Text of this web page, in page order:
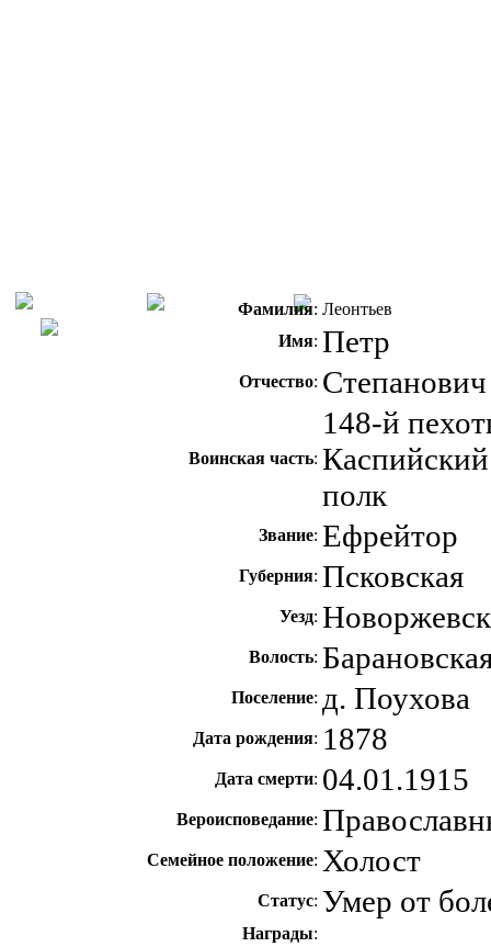
Фамилия: Леонтьев
Имя: Петр
Отчество: Степанович
Воинская часть:
148-й
Каспийский
полк
Звание: Ефрейтор
Губерния: Псковская
Уезд:
Волость:
Поселение: д. Поухова
Дата рождения: 1878
Дата смерти: 04.01.1915
Вероисповедание:
Семейное положение: Холост
Статус: Умер от
Награды: